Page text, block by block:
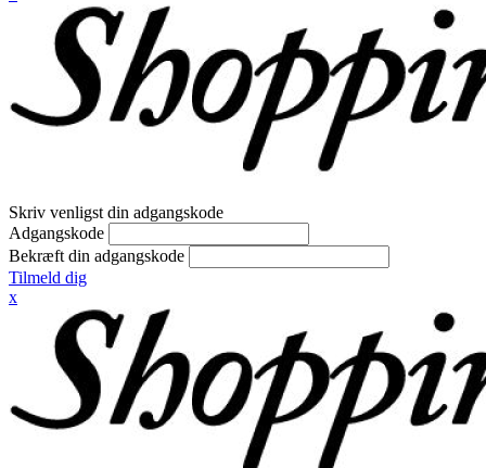
Skriv venligst din adgangskode
Adgangskode
Bekræft din adgangskode
Tilmeld dig
x